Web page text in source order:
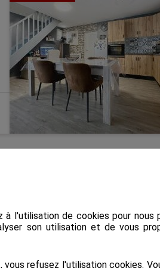
à l'utilisation de cookies pour nous
son utilisation et de vous
vous refusez l'utilisation cookies.